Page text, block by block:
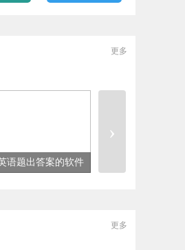
更多
语题出答案的软件
›
更多